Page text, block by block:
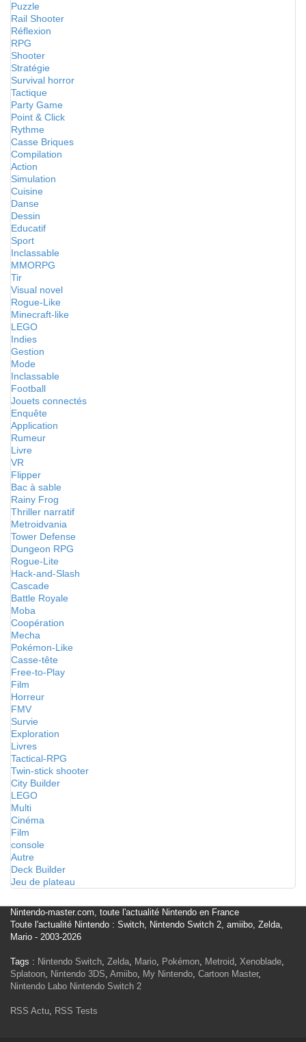
Puzzle
Rail Shooter
Réflexion
RPG
Shooter
Stratégie
Survival horror
Tactique
Party Game
Point & Click
Rythme
Casse Briques
Compilation
Action
Simulation
Cuisine
Danse
Dessin
Educatif
Sport
Inclassable
MMORPG
Tir
Visual novel
Rogue-Like
Minecraft-like
LEGO
Indies
Gestion
Mode
Inclassable
Football
Jouets connectés
Enquête
Application
Rumeur
Livre
VR
Flipper
Bac à sable
Rainy Frog
Thriller narratif
Metroidvania
Tower Defense
Dungeon RPG
Rogue-Lite
Hack-and-Slash
Cascade
Battle Royale
Moba
Coopération
Mecha
Pokémon-Like
Casse-tête
Free-to-Play
Film
Horreur
FMV
Survie
Exploration
Livres
Tactical-RPG
Twin-stick shooter
City Builder
LEGO
Multi
Cinéma
Film
console
Autre
Deck Builder
Jeu de plateau
Nintendo-master.com, toute l'actualité Nintendo en France
Toute l'actualité Nintendo : Switch, Nintendo Switch 2, amiibo, Zelda,
Mario - 2003-2026
Tags : Nintendo Switch, Zelda, Mario, Pokémon, Metroid, Xenoblade,
Splatoon, Nintendo 3DS, Amiibo, My Nintendo, Cartoon Master,
Nintendo Labo Nintendo Switch 2
RSS Actu, RSS Tests